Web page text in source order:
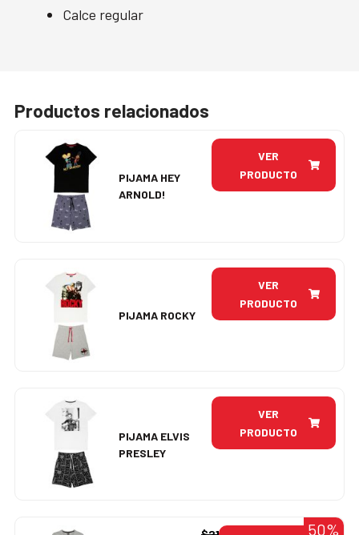
Calce regular
Productos relacionados
PIJAMA HEY
ARNOLD!
VER
PRODUCTO
PIJAMA ROCKY
VER
PRODUCTO
PIJAMA ELVIS
PRESLEY
VER
PRODUCTO
50%